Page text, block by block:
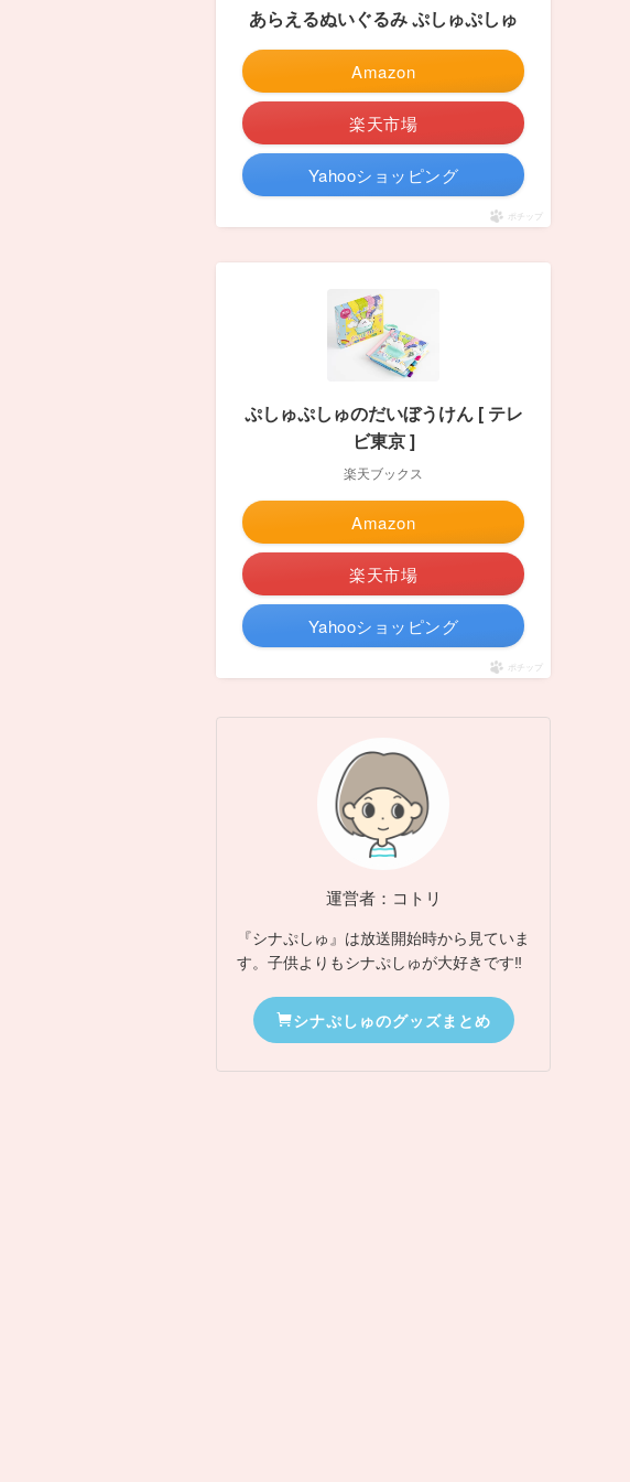
あらえるぬいぐるみ ぷしゅぷしゅ
Amazon
楽天市場
Yahooショッピング
ポチップ
ぷしゅぷしゅのだいぼうけん [ テレ
ビ東京 ]
楽天ブックス
Amazon
楽天市場
Yahooショッピング
ポチップ
運営者：コトリ
『シナぷしゅ』は放送開始時から見ていま
す。子供よりもシナぷしゅが大好きです‼︎
シナぷしゅのグッズまとめ